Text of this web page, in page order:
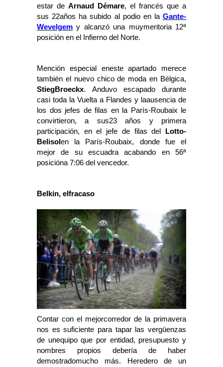
estar de Arnaud Démare, el francés que a
sus 22años ha subido al podio en la Gante-
Wevelgem y alcanzó una muymeritoria 12ª
posición en el Infierno del Norte.
Mención especial eneste apartado merece
también el nuevo chico de moda en Bélgica,
StiegBroeckx. Anduvo escapado durante
casi toda la Vuelta a Flandes y laausencia de
los dos jefes de filas en la París-Roubaix le
convirtieron, a sus23 años y primera
participación, en el jefe de filas del
Lotto-
Belisol en la París-Roubaix, donde fue el
mejor de su escuadra acabando en 56ª
posicióna 7:06 del vencedor.
Belkin, elfracaso
Contar con el mejorcorredor de la primavera
nos es suficiente para tapar las vergüenzas
de unequipo que por entidad, presupuesto y
nombres propios debería de haber
demostradomucho más. Heredero de un